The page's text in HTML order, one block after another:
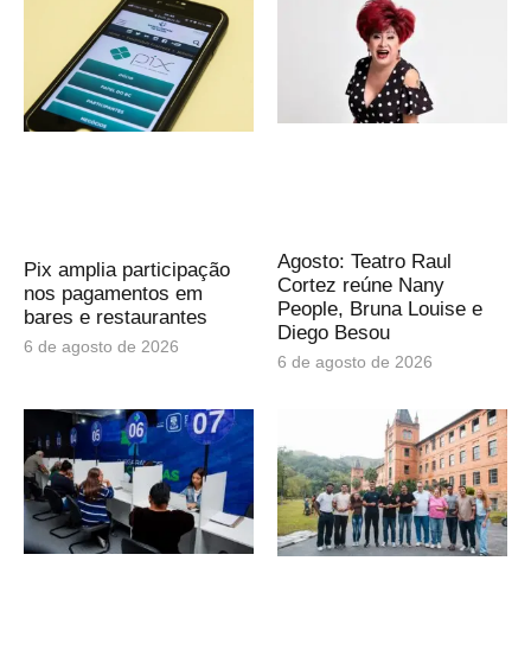
Pix amplia participação
nos pagamentos em
bares e restaurantes
6 de agosto de 2026
Agosto: Teatro Raul
Cortez reúne Nany
People, Bruna Louise e
Diego Besou
6 de agosto de 2026